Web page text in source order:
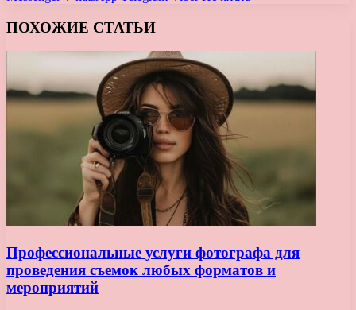
ПОХОЖИЕ СТАТЬИ
Профессиональные услуги фотографа для
проведения съемок любых форматов и
мероприятий